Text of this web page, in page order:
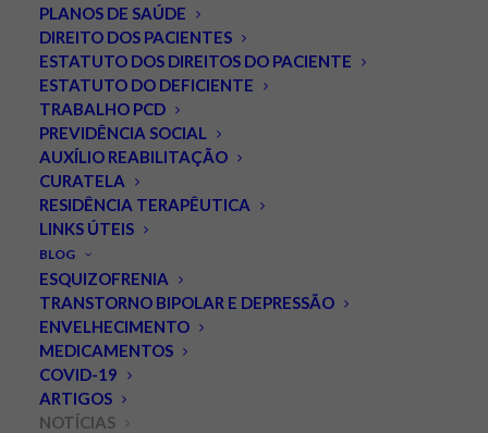
PLANOS DE SAÚDE
DIREITO DOS PACIENTES
ESTATUTO DOS DIREITOS DO PACIENTE
ESTATUTO DO DEFICIENTE
TRABALHO PCD
PREVIDÊNCIA SOCIAL
AUXÍLIO REABILITAÇÃO
CURATELA
RESIDÊNCIA TERAPÊUTICA
LINKS ÚTEIS
BLOG
ESQUIZOFRENIA
TRANSTORNO BIPOLAR E DEPRESSÃO
ENVELHECIMENTO
MEDICAMENTOS
COVID-19
ARTIGOS
NOTÍCIAS
Transição propõe
departamento e rede de
saúde mental para novo
governo Lula.
DEZEMBRO 12, 2022